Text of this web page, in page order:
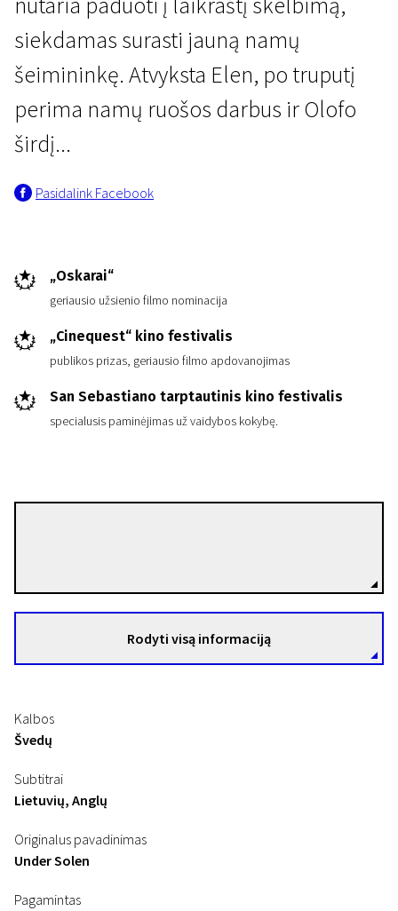
Po saule
siekdamas surasti jauną namų
šeimininkę. Atvyksta Elen, po truputį
perima namų ruošos darbus ir Olofo
širdį...
Pasidalink Facebook
„Oskarai“
geriausio užsienio filmo nominacija
„Cinequest“ kino festivalis
publikos prizas, geriausio filmo apdovanojimas
San Sebastiano tarptautinis kino festivalis
specialusis paminėjimas už vaidybos kokybę.
Rodyti visą informaciją
Kalbos
Švedų
Subtitrai
Lietuvių, Anglų
Originalus pavadinimas
Under Solen
Pagamintas